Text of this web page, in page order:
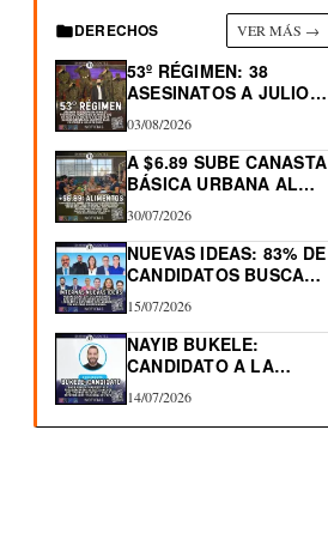
DERECHOS VER MÁS →
53º RÉGIMEN: 38
ASESINATOS A JULIO
2026.…
03/08/2026
A $6.89 SUBE CANASTA
BÁSICA URBANA AL…
30/07/2026
NUEVAS IDEAS: 83% DE
CANDIDATOS BUSCAN
RE-ELECCIÓN…
15/07/2026
NAYIB BUKELE:
CANDIDATO A LA
REELECCIÓN 2027
14/07/2026